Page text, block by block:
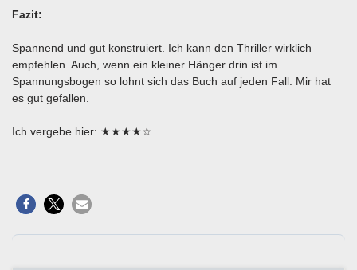
Fazit:
Spannend und gut konstruiert. Ich kann den Thriller wirklich
empfehlen. Auch, wenn ein kleiner Hänger drin ist im
Spannungsbogen so lohnt sich das Buch auf jeden Fall. Mir hat
es gut gefallen.
Ich vergebe hier: ★★★★☆